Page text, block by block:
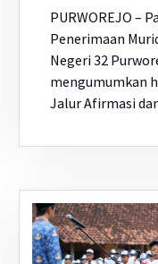
PURWOREJO –
Penerimaan
Negeri 32
mengumumkan
Jalur Afirmasi